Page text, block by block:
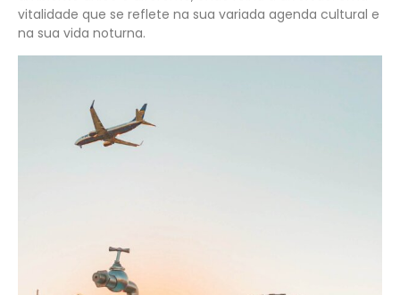
vitalidade que se reflete na sua variada agenda cultural e
na sua vida noturna.